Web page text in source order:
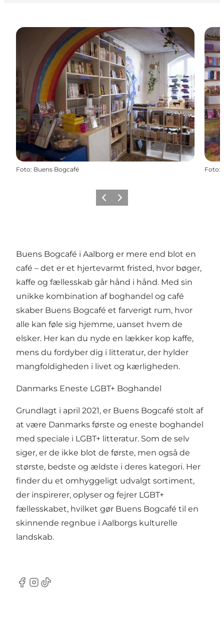
Foto: Buens Bogcafé Foto:
ForrigeNæste
Buens Bogcafé i Aalborg er mere end blot en
café – det er et hjertevarmt fristed, hvor bøger,
kaffe og fællesskab går hånd i hånd. Med sin
unikke kombination af boghandel og café
skaber Buens Bogcafé et farverigt rum, hvor
alle kan føle sig hjemme, uanset hvem de
elsker. Her kan du nyde en lækker kop kaffe,
mens du fordyber dig i litteratur, der hylder
mangfoldigheden i livet og kærligheden.
Danmarks Eneste LGBT+ Boghandel
Grundlagt i april 2021, er Buens Bogcafé stolt af
at være Danmarks første og eneste boghandel
med speciale i LGBT+ litteratur. Som de selv
siger, er de ikke blot de første, men også de
største, bedste og ældste i deres kategori. Her
finder du et omhyggeligt udvalgt sortiment,
der inspirerer, oplyser og fejrer LGBT+
fællesskabet, hvilket gør Buens Bogcafé til en
skinnende regnbue i Aalborgs kulturelle
landskab.
Facebook
Instagram
TikTok